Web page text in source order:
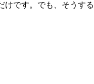
けです。でも、そうする